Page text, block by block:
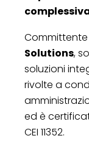
Solutions,
soluzioni
rivolte a
ed è
CEI 11352.